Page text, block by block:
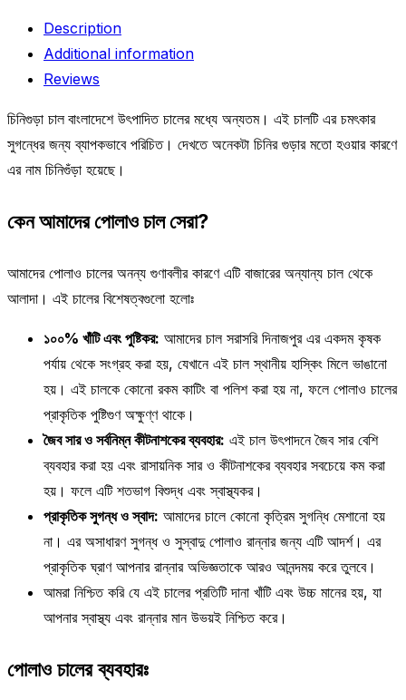
Description
Additional information
Reviews
চিনিগুড়া চাল বাংলাদেশে উৎপাদিত চালের মধ্যে অন্যতম। এই চালটি এর চমৎকার
সুগন্ধের জন্য ব্যাপকভাবে পরিচিত। দেখতে অনেকটা চিনির গুড়ার মতো হওয়ার কারণে
এর নাম চিনিগুঁড়া হয়েছে।
কেনআমাদের পোলাও চাল সেরা?
আমাদের পোলাও চালের অনন্য গুণাবলীর কারণে এটি বাজারের অন্যান্য চাল থেকে
আলাদা। এই চালের বিশেষত্বগুলো হলোঃ
১০০% খাঁটি এবং পুষ্টিকর: আমাদের চাল সরাসরি দিনাজপুর এর একদম কৃষক
পর্যায় থেকে সংগ্রহ করা হয়, যেখানে এই চাল স্থানীয় হাস্কিং মিলে ভাঙানো
হয়। এই চালকে কোনো রকম কাটিং বা পলিশ করা হয় না, ফলে পোলাও চালের
প্রাকৃতিক পুষ্টিগুণ অক্ষুণ্ণ থাকে।
জৈব সার ও সর্বনিম্ন কীটনাশকের ব্যবহার: এই চাল উৎপাদনে জৈব সার বেশি
ব্যবহার করা হয় এবং রাসায়নিক সার ও কীটনাশকের ব্যবহার সবচেয়ে কম করা
হয়। ফলে এটি শতভাগ বিশুদ্ধ এবং স্বাস্থ্যকর।
প্রাকৃতিক সুগন্ধ ও স্বাদ: আমাদের চালে কোনো কৃত্রিম সুগন্ধি মেশানো হয়
না। এর অসাধারণ সুগন্ধ ও সুস্বাদু পোলাও রান্নার জন্য এটি আদর্শ। এর
প্রাকৃতিক ঘ্রাণ আপনার রান্নার অভিজ্ঞতাকে আরও আনন্দময় করে তুলবে।
আমরা নিশ্চিত করি যে এই চালের প্রতিটি দানা খাঁটি এবং উচ্চ মানের হয়, যা
আপনার স্বাস্থ্য এবং রান্নার মান উভয়ই নিশ্চিত করে।
পোলাও চালের ব্যবহারঃ